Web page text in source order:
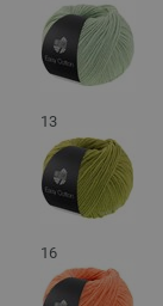
13
16